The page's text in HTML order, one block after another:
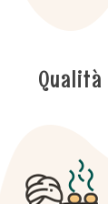
Qualità